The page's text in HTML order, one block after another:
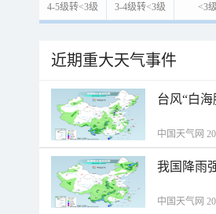
4-5级转<3级 3-4级转<3级 <3级
近期重大天气事件
台风“白
中国天气网
我国降雨
中国天气网